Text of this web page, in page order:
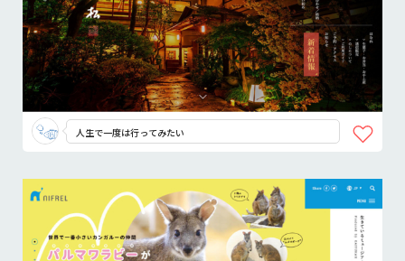
人生で一度は行ってみたい